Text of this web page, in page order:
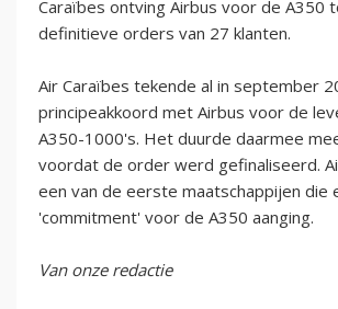
Caraïbes ontving Airbus voor de A350
definitieve orders van 27 klanten.
Air Caraïbes tekende al in september
principeakkoord met Airbus voor de
A350-1000's. Het duurde daarmee
voordat de order werd gefinaliseerd.
een van de eerste maatschappijen die
'commitment' voor de A350 aanging.
Van onze redactie